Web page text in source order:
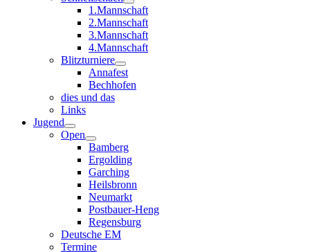
1.Mannschaft
2.Mannschaft
3.Mannschaft
4.Mannschaft
Blitzturniere
Annafest
Bechhofen
dies und das
Links
Jugend
Open
Bamberg
Ergolding
Garching
Heilsbronn
Neumarkt
Postbauer-Heng
Regensburg
Deutsche EM
Termine